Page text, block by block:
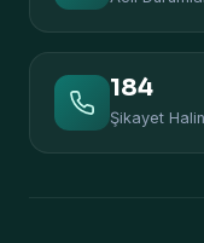
184
Şikayet